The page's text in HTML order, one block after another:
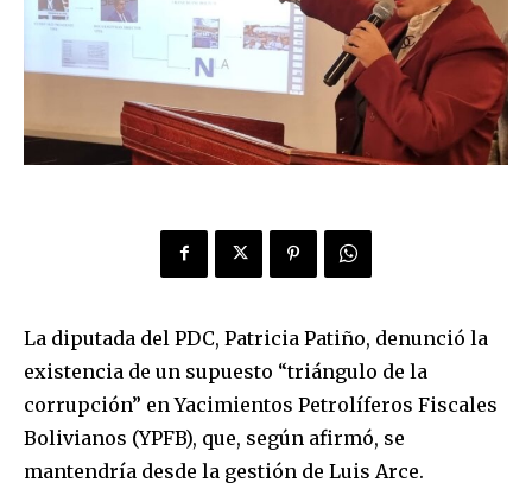
La diputada del PDC, Patricia Patiño, denunció la
existencia de un supuesto “triángulo de la
corrupción” en Yacimientos Petrolíferos Fiscales
Bolivianos (YPFB), que, según afirmó, se
mantendría desde la gestión de Luis Arce.